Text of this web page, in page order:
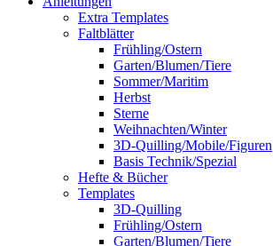
Extra Templates
Faltblätter
Frühling/Ostern
Garten/Blumen/Tiere
Sommer/Maritim
Herbst
Sterne
Weihnachten/Winter
3D-Quilling/Mobile/Figuren
Basis Technik/Spezial
Hefte & Bücher
Templates
3D-Quilling
Frühling/Ostern
Garten/Blumen/Tiere